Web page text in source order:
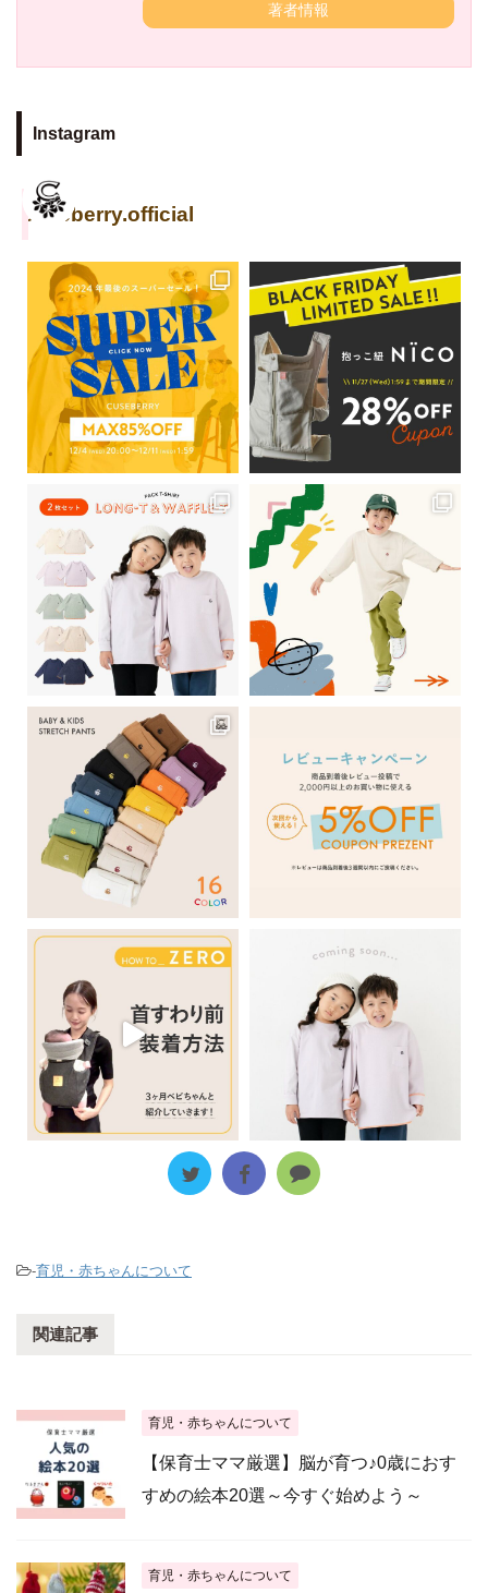
著者情報
Instagram
cuseberry.official
-育児・赤ちゃんについて
関連記事
育児・赤ちゃんについて
【保育士ママ厳選】脳が育つ♪0歳におす
すめの絵本20選～今すぐ始めよう～
育児・赤ちゃんについて